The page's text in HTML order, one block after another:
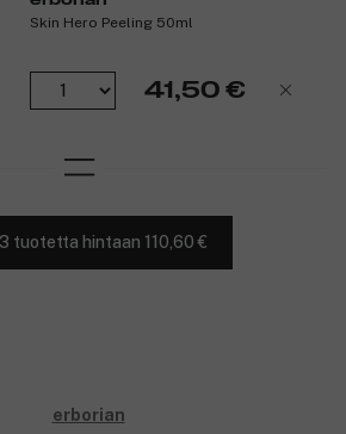
Skin Hero Peeling 50ml
41,50 €
tuotetta hintaan 110,60 €